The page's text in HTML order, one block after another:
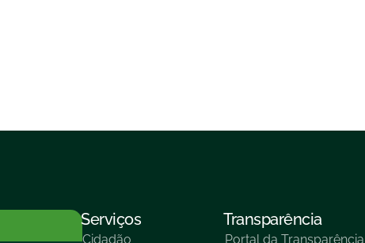
Serviços
Cidadão
Transparência
Portal da Transparência